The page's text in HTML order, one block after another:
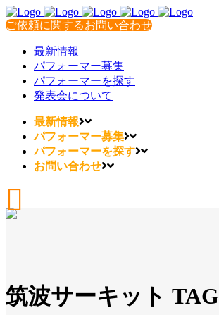
ご依頼に関するお問い合わせ
最新情報
パフォーマー募集
パフォーマーを探す
発表会について
最新情報
パフォーマー募集
パフォーマーを探す
お問い合わせ
筑波サーキット TAG